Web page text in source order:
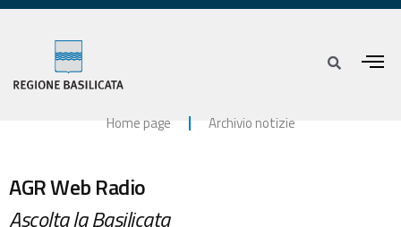
Home page Archivio notizie
AGR Web Radio
Ascolta la Basilicata